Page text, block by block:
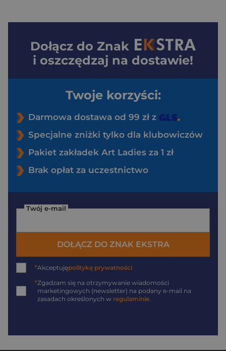
Dołącz do Znak
i oszczędzaj na dostawie!
Twoje korzyści:
Darmowa dostawa od 99 zł z
Specjalne zniżki tylko dla klubowiczów
Pakiet zakładek Art Ladies za 1 zł
Brak opłat za uczestnictwo
Twój e-mail
DOŁĄCZ DO ZNAK EKSTRA
*Akceptujępolitykę prywatności
*Zgadzam się na otrzymywanie wiadomości
marketingowych (newsletter) na podany e-mail na
zasadach określonych w regulaminie.